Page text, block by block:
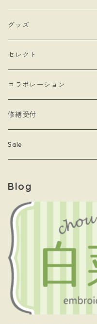
- hand
- Drop Rose
- 本型チャーム
- Lady & Royal
- 月星夜
- papillon
- 暗黒騎士団
- 白菜堂 charm chain
- 白菜堂キャラクターズ
- シングルタイプ
- チェーン・カラビナ
- 耳飾り
- ネックレス
グッズ
- バッグ
- ステッカー
- クリーナークロス
- 文房具
- ケース
セレクト
コラボレーション
limboussole
こまっちゃん
修繕受付
Sale
Blog